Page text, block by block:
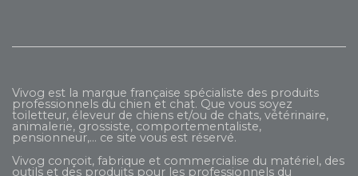
Vivog est la marque française spécialiste des produits
professionnels du chien et chat. Que vous soyez
toiletteur, éleveur de chiens et/ou de chats, vétérinaire,
animalerie, grossiste, comportementaliste,
pensionneur,... ce site vous est réservé.
Vivog conçoit, fabrique et commercialise du matériel, des
outils et des produits pour les professionnels du